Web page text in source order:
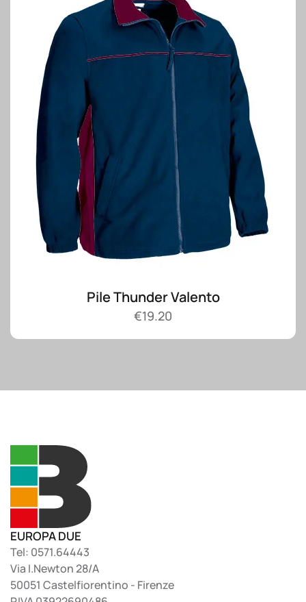
Pile Thunder Valento
€19.20
EUROPA DUE
Tel: 0571.64443
Via I.Newton 28/A
50051 Castelfiorentino - Firenze